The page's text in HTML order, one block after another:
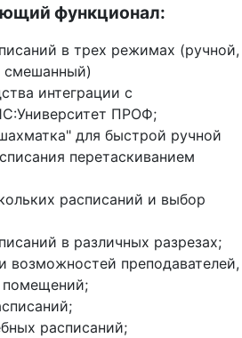
функционал:
в трех режимах (ручной,
смешанный)
интеграции с
ПРОФ;
для быстрой ручной
перетаскиванием
расписаний и выбор
в различных разрезах;
возможностей преподавателей,
помещений;
расписаний;